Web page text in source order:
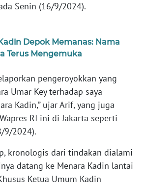
Senin (16/9/2024).
Depok Memanas: Nama
Terus Mengemuka
pengeroyokkan yang
Umar Key terhadap saya
Kadin,” ujar Arif, yang juga
RI ini di Jakarta seperti
9/2024).
kronologis dari tindakan dialami
datang ke Menara Kadin lantai
Ketua Umum Kadin